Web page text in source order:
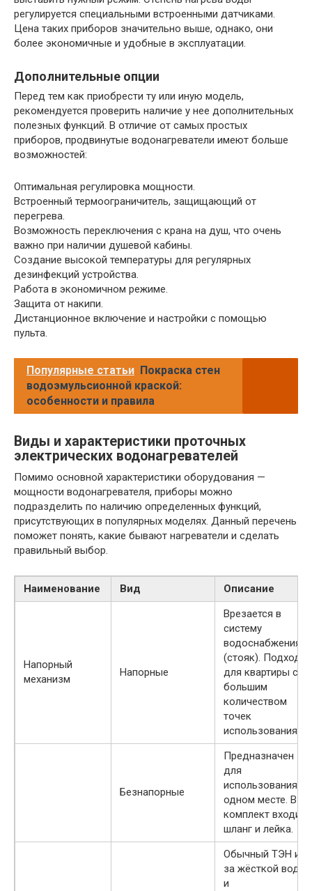
регулируется специальными встроенными датчиками.
Цена таких приборов значительно выше, однако, они
более экономичные и удобные в эксплуатации.
Дополнительные опции
Перед тем как приобрести ту или иную модель,
рекомендуется проверить наличие у нее дополнительных
полезных функций. В отличие от самых простых
приборов, продвинутые водонагреватели имеют больше
возможностей:
Оптимальная регулировка мощности.
Встроенный термоограничитель, защищающий от
перегрева.
Возможность переключения с крана на душ, что очень
важно при наличии душевой кабины.
Создание высокой температуры для регулярных
дезинфекций устройства.
Работа в экономичном режиме.
Защита от накипи.
Дистанционное включение и настройки с помощью
пульта.
Популярные статьи Покраска стен
водоэмульсионной краской:
особенности и правила
Виды и характеристики проточных
электрических водонагревателей
Помимо основной характеристики оборудования —
мощности водонагревателя, приборы можно
подразделить по наличию определенных функций,
присутствующих в популярных моделях. Данный перечень
поможет понять, какие бывают нагреватели и сделать
правильный выбор.
Наименование Вид Описание
Напорный
механизм
Напорные
Врезается в
систему
водоснабжения
(стояк). Подходит
для квартиры с
большим
количеством
точек
использования
Безнапорные
Предназначен
для
использования в
одном месте. В
комплект входит
шланг и лейка.
Обычный ТЭН из-
за жёсткой воды
и